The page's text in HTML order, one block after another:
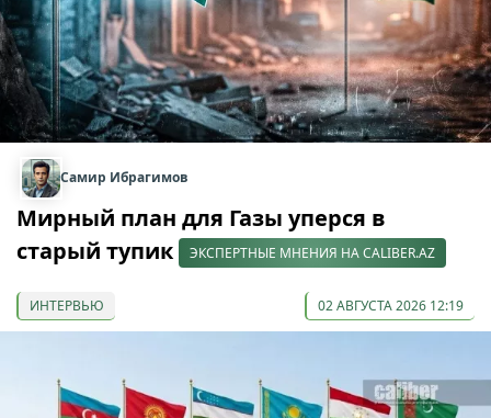
Самир Ибрагимов
Мирный план для Газы уперся в
старый тупик
ЭКСПЕРТНЫЕ МНЕНИЯ НА CALIBER.AZ
ИНТЕРВЬЮ 02 АВГУСТА 2026 12:19